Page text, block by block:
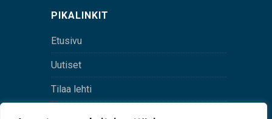
PIKALINKIT
Etusivu
Uutiset
Tilaa lehti